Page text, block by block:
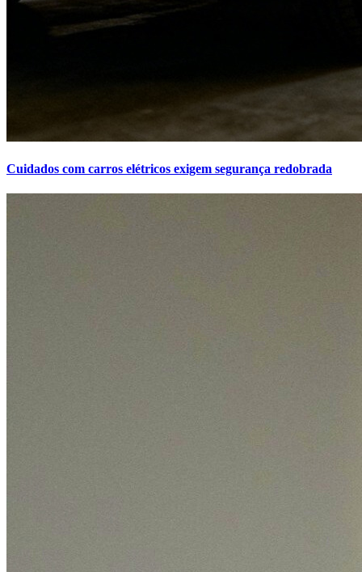
Cuidados com carros elétricos exigem segurança redobrada